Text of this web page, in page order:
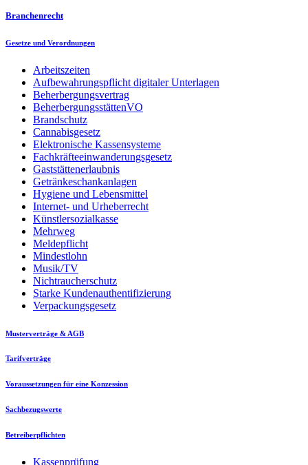
Branchenrecht
Gesetze und Verordnungen
Arbeitszeiten
Aufbewahrungspflicht digitaler Unterlagen
Beherbergungsvertrag
BeherbergungsstättenVO
Brandschutz
Cannabisgesetz
Elektronische Kassensysteme
Fachkräfteeinwanderungsgesetz
Gaststättenerlaubnis
Getränkeschankanlagen
Hygiene und Lebensmittel
Internet- und Urheberrecht
Künstlersozialkasse
Mehrweg
Meldepflicht
Mindestlohn
Musik/TV
Nichtraucherschutz
Starke Kundenauthentifizierung
Verpackungsgesetz
Musterverträge & AGB
Tarifverträge
Voraussetzungen für eine Konzession
Sachbezugswerte
Betreiberpflichten
Kassenprüfung